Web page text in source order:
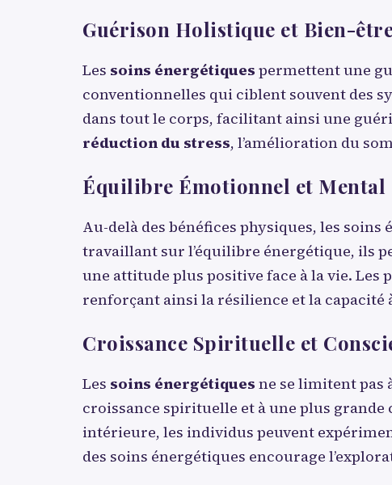
Guérison Holistique et Bien-
Les soins énergétiques permettent une
conventionnelles qui ciblent souvent des
dans tout le corps, facilitant ainsi une
réduction du stress, l’amélioration du
Équilibre Émotionnel et Mental
Au-delà des bénéfices physiques, les
travaillant sur l’équilibre énergétique, ils
une attitude plus positive face à la vie.
renforçant ainsi la résilience et la capacité
Croissance Spirituelle et
Les soins énergétiques ne se limitent pas
croissance spirituelle et à une plus
intérieure, les individus peuvent
des soins énergétiques encourage